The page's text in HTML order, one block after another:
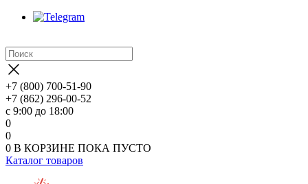
+7 (800) 700-51-90
+7 (862) 296-00-52
с 9:00 до 18:00
0
0
0 В КОРЗИНЕ ПОКА ПУСТО
Каталог товаров